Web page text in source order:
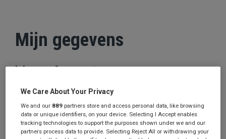
Mijn gegevens
Inloggen & account
E-mailadres of gebruikersnaam aanpassen
Adreswijziging doorgeven
Naamsverandering van een organisatie
We Care About Your Privacy
We and our 889 partners store and access personal data, like browsing
data or unique identifiers, on your device. Selecting I Accept enables
tracking technologies to support the purposes shown under we and our
partners process data to provide. Selecting Reject All or withdrawing your